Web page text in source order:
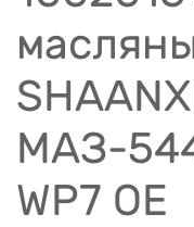
МАЗ-
WP7 OE